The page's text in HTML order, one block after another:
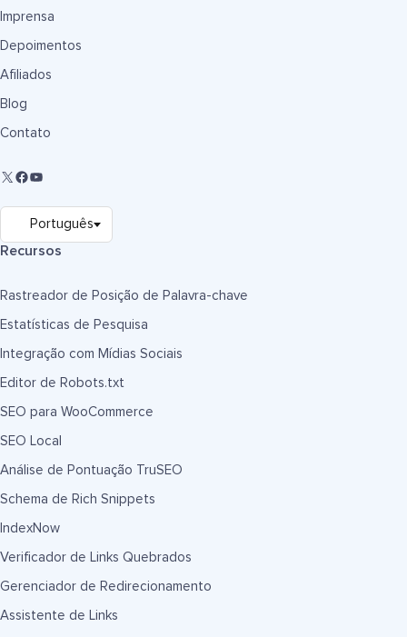
Imprensa
Depoimentos
Afiliados
Blog
Contato
Recursos
Rastreador de Posição de Palavra-chave
Estatísticas de Pesquisa
Integração com Mídias Sociais
Editor de Robots.txt
SEO para WooCommerce
SEO Local
Análise de Pontuação TruSEO
Schema de Rich Snippets
IndexNow
Verificador de Links Quebrados
Gerenciador de Redirecionamento
Assistente de Links